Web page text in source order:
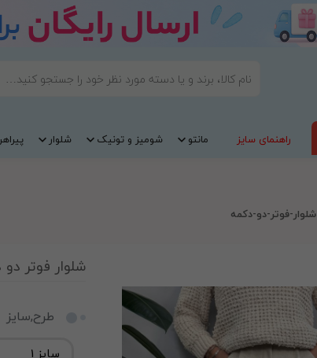
راهنمای سایز مانتو شومیز و تونیک شلوار
شلوار-فوتر-دو-دکمه
شلوار فوتر
طرح,سایز